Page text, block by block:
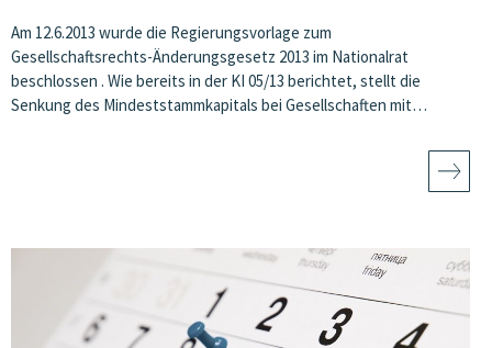
Am 12.6.2013 wurde die Regierungsvorlage zum
Gesellschaftsrechts-Änderungsgesetz 2013 im Nationalrat
beschlossen . Wie bereits in der KI 05/13 berichtet, stellt die
Senkung des Mindeststammkapitals bei Gesellschaften mit…